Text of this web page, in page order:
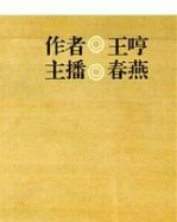
情趣用品